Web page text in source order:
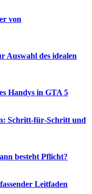
von
Auswahl des idealen
Handys in GTA 5
Schritt‑für‑Schritt und
besteht Pflicht?
Leitfaden